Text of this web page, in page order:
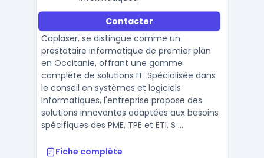
Contacter
Caplaser, se distingue comme un
prestataire informatique de premier plan
en Occitanie, offrant une gamme
complète de solutions IT. Spécialisée dans
le conseil en systèmes et logiciels
informatiques, l'entreprise propose des
solutions innovantes adaptées aux besoins
spécifiques des PME, TPE et ETI. S ...
Fiche complète